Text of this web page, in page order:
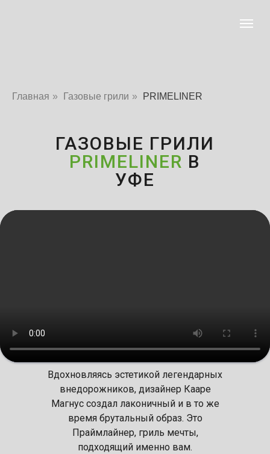
Главная » Газовые грили » PRIMELINER
ГАЗОВЫЕ ГРИЛИ
PRIMELINER В
УФЕ
Вдохновляясь эстетикой легендарных
внедорожников, дизайнер Кааре
Магнус создал лаконичный и в то же
время брутальный образ. Это
Праймлайнер, гриль мечты,
подходящий именно вам.